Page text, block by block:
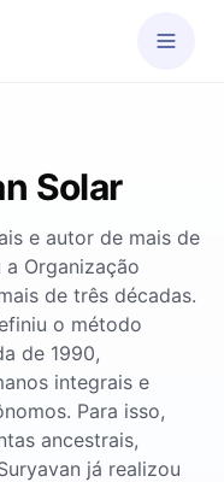
Solar
e autor de mais de
Organização
de três décadas.
o método
de 1990,
integrais e
Para isso,
ancestrais,
já realizou